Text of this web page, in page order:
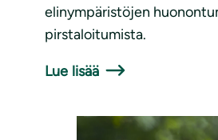
elinympäristöjen
pirstaloitumista.
Lue lisää